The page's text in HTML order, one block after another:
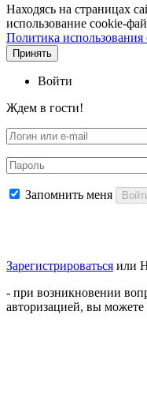
Находясь на страницах
использование cookie-
Политика
Принять
Войти
Ждем в гости!
Запомнить меня
Зарегистрироваться или
- при возникновении
авторизацией, вы